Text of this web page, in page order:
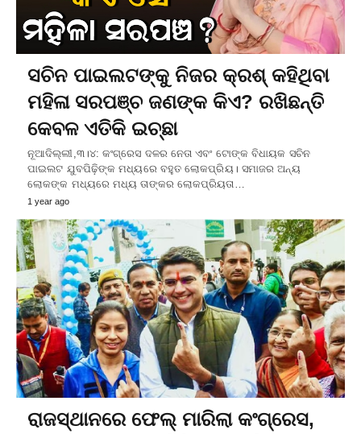
ସଚିନ ପାଇଲଟଙ୍କୁ ନିଜର କ୍ରଶ୍‌ କହିଥିବା
ମହିଳା ସରପଞ୍ଚ ଜଣଙ୍କ କିଏ? ରଖିଛନ୍ତି
କେବଳ ଏତିକି ଇଚ୍ଛା
ନୂଆଦିଲ୍ଲୀ,୩।୪: କଂଗ୍ରେସ ଦଳର ନେତା ଏବଂ ଟୋଙ୍କ ବିଧାୟକ ସଚିନ
ପାଇଲଟ ଯୁବପିଢ଼ିଙ୍କ ମଧ୍ୟରେ ବହୁତ ଲୋକପ୍ରିୟ। ସମାଜର ଅନ୍ୟ
ଲୋକଙ୍କ ମଧ୍ୟରେ ମଧ୍ୟ ତାଙ୍କର ଲୋକପ୍ରିୟତା…
1 year ago
ରାଜସ୍ଥାନରେ ଫେଲ୍ ମାରିଲା କଂଗ୍ରେସ,